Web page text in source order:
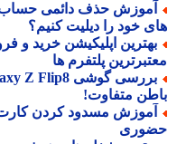
حذف دائمی حساب
خود را دیلیت کنیم؟
اپلیکیشن خرید و
پلتفرم ها
متفاوت!
مسدود کردن کارت